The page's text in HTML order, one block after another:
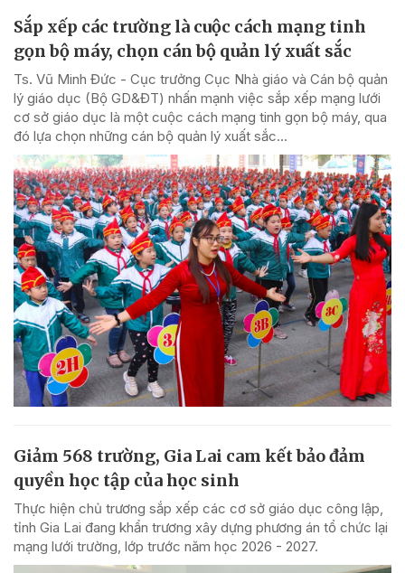
Sắp xếp các trường là cuộc cách mạng tinh
gọn bộ máy, chọn cán bộ quản lý xuất sắc
Ts. Vũ Minh Đức - Cục trưởng Cục Nhà giáo và Cán bộ quản
lý giáo dục (Bộ GD&ĐT) nhấn mạnh việc sắp xếp mạng lưới
cơ sở giáo dục là một cuộc cách mạng tinh gọn bộ máy, qua
đó lựa chọn những cán bộ quản lý xuất sắc...
Giảm 568 trường, Gia Lai cam kết bảo đảm
quyền học tập của học sinh
Thực hiện chủ trương sắp xếp các cơ sở giáo dục công lập,
tỉnh Gia Lai đang khẩn trương xây dựng phương án tổ chức lại
mạng lưới trường, lớp trước năm học 2026 - 2027.